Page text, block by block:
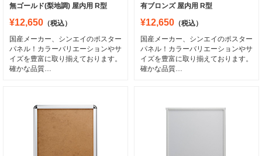
無ゴールド(梨地調) 屋内用 R型
¥12,650 （税込）
国産メーカー、シンエイのポスター
パネル！カラーバリエーションやサ
イズを豊富に取り揃えております。
確かな品質…
有ブロンズ 屋内用 R型
¥12,650 （税込）
国産メーカー、シンエイのポスター
パネル！カラーバリエーションやサ
イズを豊富に取り揃えております。
確かな品質…